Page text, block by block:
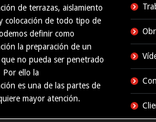
de terrazas, aislamiento
colocación de todo tipo de
definir como
la preparación de un
no pueda ser penetrado
ello la
es una de las partes de
mayor atención.